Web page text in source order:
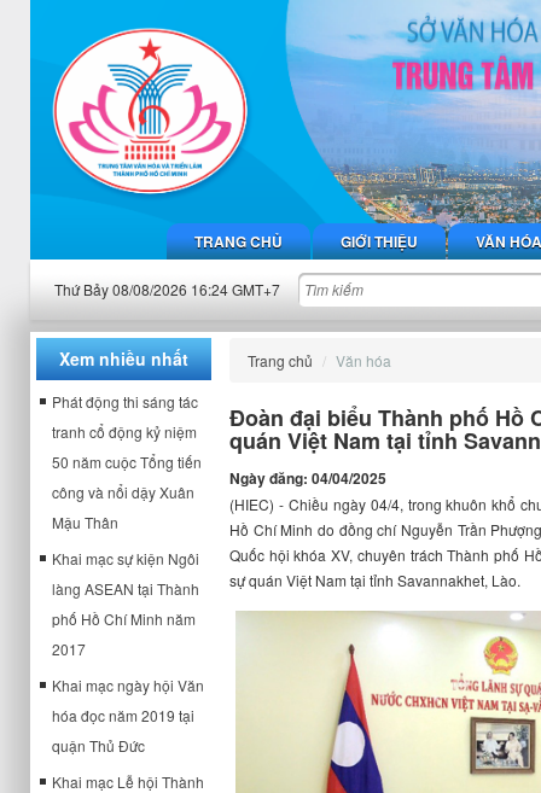
TRANG CHỦ GIỚI THIỆU VĂN HÓA
Thứ Bảy 08/08/2026 16:24 GMT+7
Xem nhiều nhất
Phát động thi sáng tác
tranh cổ động kỷ niệm
50 năm cuộc Tổng tiến
công và nổi dậy Xuân
Mậu Thân
Khai mạc sự kiện Ngôi
làng ASEAN tại Thành
phố Hồ Chí Minh năm
2017
Khai mạc ngày hội Văn
hóa đọc năm 2019 tại
quận Thủ Đức
Khai mạc Lễ hội Thành
Trang chủ Văn hóa
Đoàn đại biểu Thành phố Hồ
quán Việt Nam tại tỉnh
Ngày đăng: 04/04/2025
(HIEC) - Chiều ngày 04/4, trong khuôn khổ
Hồ Chí Minh do đồng chí Nguyễn Trần
Quốc hội khóa XV, chuyên trách Thành phố
sự quán Việt Nam tại tỉnh Savannakhet, Lào.